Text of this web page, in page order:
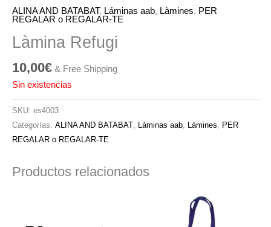
ALINA AND BATABAT, Láminas aab, Làmines, PER
REGALAR o REGALAR-TE
Làmina Refugi
10,00€ & Free Shipping
Sin existencias
SKU: es4003
Categorías: ALINA AND BATABAT, Láminas aab, Làmines, PER
REGALAR o REGALAR-TE
Productos relacionados